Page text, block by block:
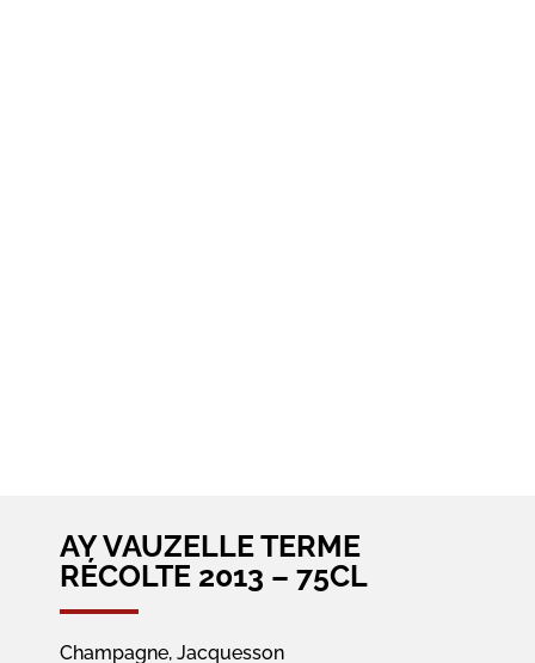
AY VAUZELLE TERME
RÉCOLTE 2013 – 75CL
Champagne, Jacquesson